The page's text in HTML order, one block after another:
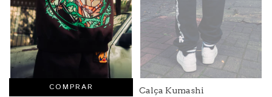
COMPRAR
Calça Kumashi